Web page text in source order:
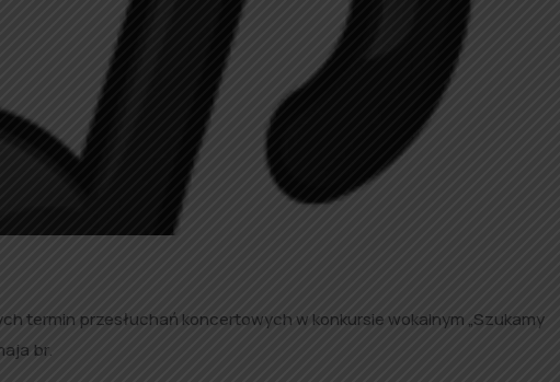
termin przesłuchań koncertowych w konkursie wokalnym „Szukamy
br.